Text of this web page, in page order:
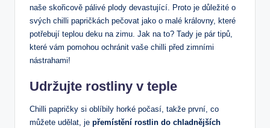
naše skořicově pálivé plody devastující. Proto je důležité o
svých chilli papričkách pečovat jako o malé královny, které
potřebují teplou deku na zimu. Jak na to? Tady je pár tipů,
které vám pomohou ochránit vaše chilli před zimními
nástrahami!
Udržujte rostliny v teple
Chilli papričky si oblíbily horké počasí, takže první, co
můžete udělat, je přemístění rostlin do chladnějších